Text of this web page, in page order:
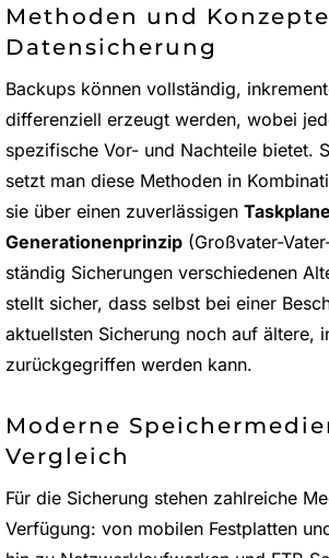
Methoden und
Datensicherung
Backups können vollständig,
differenziell erzeugt werden, wobei
spezifische Vor- und Nachteile bietet.
setzt man diese Methoden in
sie über einen zuverlässigen
Generationenprinzip (Großvater-
ständig Sicherungen verschiedenen
stellt sicher, dass selbst bei einer
aktuellsten Sicherung noch auf ältere,
zurückgegriffen werden kann.
Moderne
Vergleich
Für die Sicherung stehen zahlreiche
Verfügung: von mobilen Festplatten